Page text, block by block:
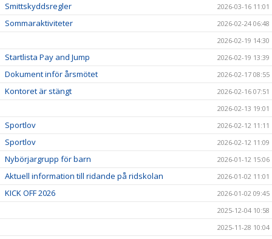
Smittskyddsregler 2026-03-16 11:01
Sommaraktiviteter
2026-02-24 06:48
2026-02-19 14:30
Startlista Pay and Jump 2026-02-19 13:39
Dokument inför årsmötet 2026-02-17 08:55
Kontoret är stängt
2026-02-16 07:51
2026-02-13 19:01
Sportlov 2026-02-12 11:11
Sportlov 2026-02-12 11:09
Nybörjargrupp för barn 2026-01-12 15:06
Aktuell information till ridande på ridskolan 2026-01-02 11:01
KICK OFF 2026
2026-01-02 09:45
2025-12-04 10:58
2025-11-28 10:04